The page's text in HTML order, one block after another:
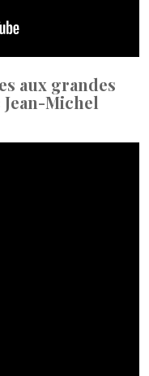
aux grandes
Michel